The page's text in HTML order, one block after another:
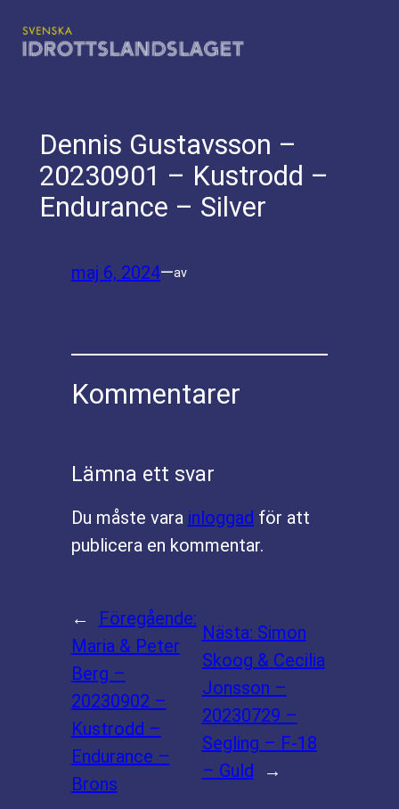
till
Dennis Gustavsson –
20230901 – Kustrodd –
Endurance – Silver
maj 6, 2024—av
Kommentarer
Lämna ett svar
Du måste vara inloggad för att
publicera en kommentar.
←
Föregående:
Maria & Peter
Berg –
20230902 –
Kustrodd –
Endurance –
Brons
Nästa: Simon
Skoog & Cecilia
Jonsson –
20230729 –
Segling – F-18
– Guld
→